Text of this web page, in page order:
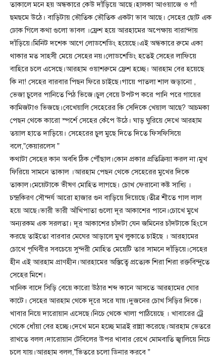
তাকালে মনে হয় অন্ধকারে কেউ দাঁড়িয়ে আছে।হালকা আওয়াজে ও গাঁ
ছমছমে উঠে। বাড়িটায় ভৌতিক ভৌতিক একটা ভাব আছে। সেহের ছোট এক
ঢোক গিলে কথা গুলো ভাবল ।ফ্রেশ হয়ে আরহামের অপেক্ষায় বারান্দায়
দাঁড়িয়ে।মিনিট দশেক আগে লোডশেডিং হয়েছে।এই অন্ধকারে রুমে একা
থাকার মত সাহসী মেয়ে সেহের নয়।লোডশেডিং হতেই সেহের লাফিয়ে
বাহিরে চলে এসেছে।আরহাম ওয়াশরুমে ফ্রেশ হচ্ছে। আরহাম বের হয়েছে
কি না! সেহের বারবার পিছন ফিরে চাইছে।গায়ে পাতলা শাল জড়ানো ,
ভেজা চুলের পানিতে পিঠ ভিজে।চুল বেয়ে টপটপ করে পানি পরে গায়ের
কামিজটাও ভিজছে।বেখেয়ালি সেহেরের কি সেদিকে খেয়াল আছে? আচমকা
পেছন থেকে কারো স্পর্শে সেহের কেঁপে উঠে। ঘাড় ঘুরিয়ে দেখে আরহাম
তয়াল হাতে দাড়িয়ে। সেহেরের চুল মুছে দিতে দিতে ফিসফিসিয়ে
বলে,”কেয়ারলেস ”
কথাটা সেহের কান অবধি ঠিক পৌঁছাল।কোন প্রকার প্রতিক্রিয়া করল না।মুখ
ফিরিয়ে সামনে তাকাল ।আরহাম পেছন থেকে সেহেরের মুখের দিকে
তাকাল।মেয়েটাকে ভীষণ মোহিত লাগছে। চোখ ফেরানো কষ্ট সাধ্যি ।
চন্দ্রকিরণ সৌন্দর্য আরো হাজার গুন বাড়িয়ে দিয়েছে।তীব্র শীতে গাল লাল
হয়ে আছে।ভারী ভারী আঁখিপাতা গুলো দূর আকাশের পানে।চোখে মুখে
অন্যরকম এক সরলতা। দূর আকাশের চাঁদটা যেন জমিনের চাঁদটাকে হিংসে
করছে তাইতো বারবার মেঘের আড়ালে মুখ লুকাতে চাইছে । আরহামের
চোখে পৃথিবীর সবচেয়ে সুন্দরী মোহিত মেয়েটি তার সামনে দাঁড়িয়ে।সেহের
হীন এই আরহাম প্রাণহীন।আরহামের অস্তিত্বে প্রত্যেক শিরা শিরা রক্তবিন্দুতে
সেহের মিশে।
খানিক বাদে সিড়ি বেয়ে কারো উঠার শব্দ কানে আসতে আরহামের ঘোর
কাটে। সেহের আরহাম থেকে দূরে সরে যায়।দুজনের চোখ সিড়ির দিকে।
খাবার নিয়ে দারোয়ান এসেছে।নিচে থেকে খালা পাঠিয়েছে । খাবারের ট্রে
থেকে ধোঁয়া বের হচ্ছে।দেখে মনে হচ্ছে মাত্রই রান্না করেছে।আরহাম ভেতরে
রাখতে বলল।দারোয়ান টেবিলের উপর খাবার রেখে মোমবাতি জ্বালিয়ে নিচে
চলে যায়।আরহাম বলল,”ভিতরে চলো ডিনার করবে ”